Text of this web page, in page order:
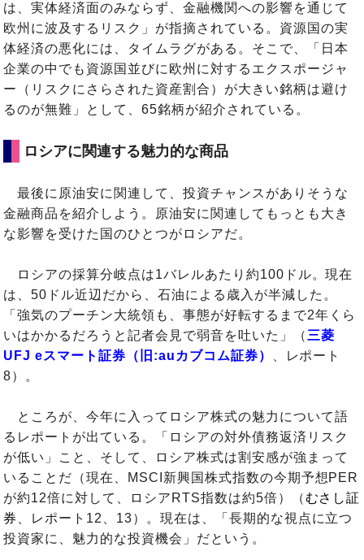
は、実体経済面のみならず、金融機関への影響を通じて
欧州に波及するリスク」が指摘されている。資源国の実
体経済の悪化には、タイムラグがある。そこで、「日本
企業の中でも資源国並びに欧州に対するエクスポージャ
ー（リスクにさらされた資産割合）が大きい銘柄は避け
るのが無難」として、65銘柄が紹介されている。
ロシアに関連する魅力的な商品
最後に原油安に関連して、投資チャンスがありそうな
金融商品を紹介しよう。原油安に関連してもっとも大き
な影響を受けた国のひとつがロシアだ。
ロシアの採算分岐点は1バレルあたり約100ドル。現在
は、50ドル近辺だから、石油による歳入が半減した。
「強気のプーチン大統領も、事態が好転するまで2年くら
いはかかるだろうと記者会見で弱音を吐いた」（ 三菱
UFJ eスマート証券（旧:auカブコム証券）
、レポート
8）。
ところが、今年に入ってロシア株式の魅力について語
るレポートが出ている。「ロシアの対外債務返済リスク
が低い」こと、そして、ロシア株式は割安感が強まって
いることだ（現在、MSCI新興国株式指数の今期予想PER
が約12倍に対して、ロシアRTS指数は約5倍）（むさし証
券
、レポート12、13）。現在は、「長期的な視点に立つ
投資家に、魅力的な投資機会」だという。